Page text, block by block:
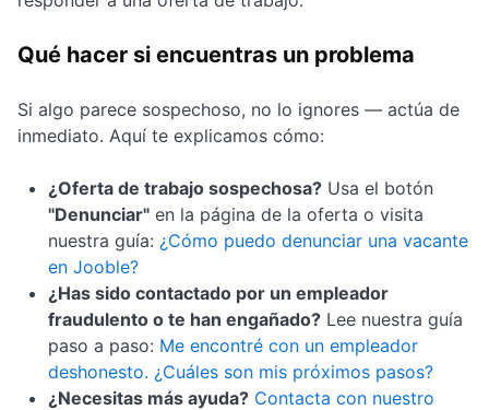
Qué hacer si encuentras un problema
Si algo parece sospechoso, no lo ignores — actúa de
inmediato. Aquí te explicamos cómo:
¿Oferta de trabajo sospechosa? Usa el botón
"Denunciar" en la página de la oferta o visita
nuestra guía: ¿Cómo puedo denunciar una vacante
en Jooble?
¿Has sido contactado por un empleador
fraudulento o te han engañado? Lee nuestra guía
paso a paso: Me encontré con un empleador
deshonesto. ¿Cuáles son mis próximos pasos?
¿Necesitas más ayuda? Contacta con nuestro